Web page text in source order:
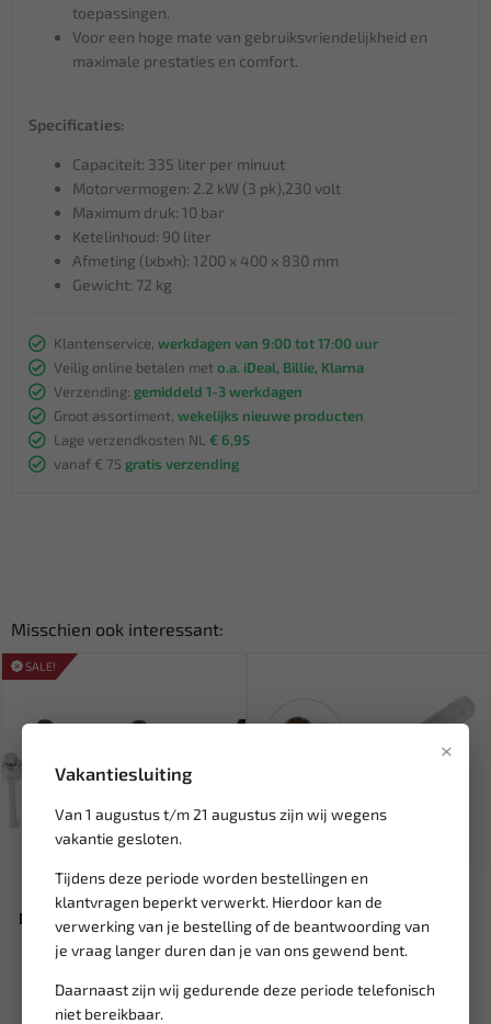
×
Vakantiesluiting
Van 1 augustus t/m 21 augustus zijn wij wegens
vakantie gesloten.
Tijdens deze periode worden bestellingen en
klantvragen beperkt verwerkt. Hierdoor kan de
verwerking van je bestelling of de beantwoording van
je vraag langer duren dan je van ons gewend bent.
Daarnaast zijn wij gedurende deze periode telefonisch
niet bereikbaar.
toepassingen.
Voor een hoge mate van gebruiksvriendelijkheid en
maximale prestaties en comfort.
Specificaties:
Capaciteit: 335 liter per minuut
Motorvermogen: 2.2 kW (3 pk),230 volt
Maximum druk: 10 bar
Ketelinhoud: 90 liter
Afmeting (lxbxh): 1200 x 400 x 830 mm
Gewicht: 72 kg
Klantenservice, werkdagen van 9:00 tot 17:00 uur
Veilig online betalen met o.a. iDeal, Billie, Klarna
Verzending: gemiddeld 1-3 werkdagen
Groot assortiment, wekelijks nieuwe producten
Lage verzendkosten NL € 6,95
vanaf € 75 gratis verzending
Misschien ook interessant:
SALE!
Leverbaar
BGS Ruitenwisserarmtrekker
voor Ford, Mercedes-Ben...
29,79
35,04
Ex. btw: € 24,62
Leverbaar
Satra Tools lange
bougiesleutel met magneet
16mm...
14,46